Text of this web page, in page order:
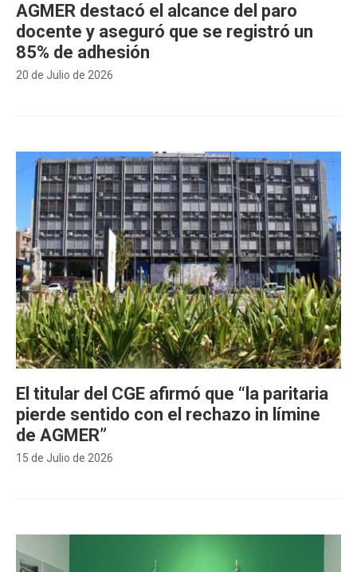
20 de Julio de 2026
AGMER destacó el alcance del paro
docente y aseguró que se registró un
85% de adhesión
15 de Julio de 2026
El titular del CGE afirmó que “la paritaria
pierde sentido con el rechazo in límine
de AGMER”